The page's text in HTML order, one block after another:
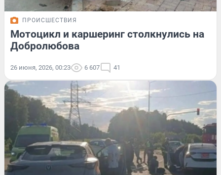
ПРОИСШЕСТВИЯ
Мотоцикл и каршеринг столкнулись на
Добролюбова
26 июня, 2026, 00:23 6 607 41